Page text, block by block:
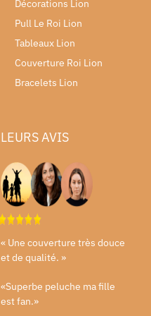
Décorations Lion
Pull Le Roi Lion
Tableaux Lion
Couverture Roi Lion
Bracelets Lion
LEURS AVIS
« Une couverture très douce
et de qualité. »
«Superbe peluche ma fille
est fan.»